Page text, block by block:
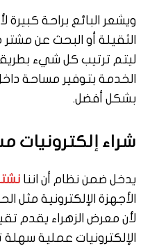
ويشعر البائع براحة كبيرة
الثقيلة أو البحث عن
ليتم ترتيب كل شيء
الخدمة بتوفير مساحة
بشكل أفضل.
شراء إلكترونيات
يدخل ضمن نظام أن اننا
الأجهزة الإلكترونية مثل
لأن معرض الزهراء يقدم
الإلكترونيات عملية